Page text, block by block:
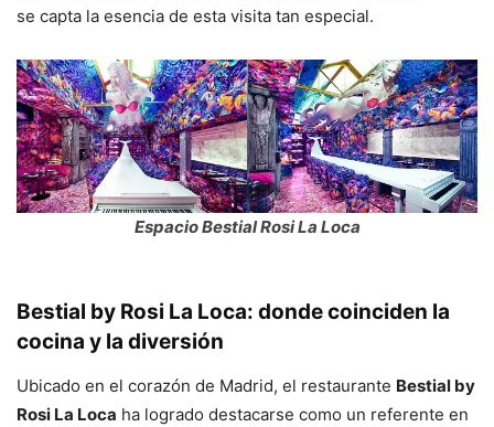
se capta la esencia de esta visita tan especial.
Espacio Bestial Rosi La Loca
Bestial by Rosi La Loca: donde coinciden la
cocina y la diversión
Ubicado en el corazón de Madrid, el restaurante Bestial by
Rosi La Loca ha logrado destacarse como un referente en